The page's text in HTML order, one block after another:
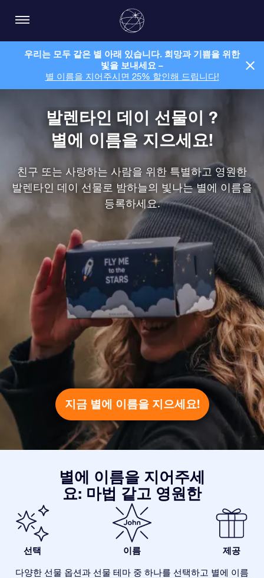
우리는 모두 같은 별 아래 있습니다. 희망과 기쁨을 위한
빛을 보내세요 –
별 이름을 지어주시면 25% 할인해 드립니다!
발렌타인 데이 선물이 ?
별에 이름을 지으세요!
친구 또는 사랑하는 사람을 위한 특별하고 영원한
발렌타인 데이 선물로 밤하늘의 빛나는 별에 이름을
등록하세요.
지금 별에 이름을 지으세요!
별에 이름을 지어주세
요: 마법 같고 영원한
선택 이름 제공
다양한 선물 옵션과 선물 테마 중 하나를 선택하고 별에 이름